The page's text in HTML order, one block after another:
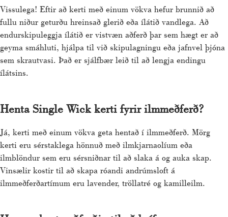
Vissulega! Eftir að kerti með einum vökva hefur brunnið að
fullu niður geturðu hreinsað glerið eða ílátið vandlega. Að
endurskipuleggja ílátið er vistvæn aðferð þar sem hægt er að
geyma smáhluti, hjálpa til við skipulagningu eða jafnvel þjóna
sem skrautvasi. Það er sjálfbær leið til að lengja endingu
ílátsins.
Henta Single Wick kerti fyrir ilmmeðferð?
Já, kerti með einum vökva geta hentað í ilmmeðferð. Mörg
kerti eru sérstaklega hönnuð með ilmkjarnaolíum eða
ilmblöndur sem eru sérsniðnar til að slaka á og auka skap.
Vinsælir kostir til að skapa róandi andrúmsloft á
ilmmeðferðartímum eru lavender, tröllatré og kamilleilm.